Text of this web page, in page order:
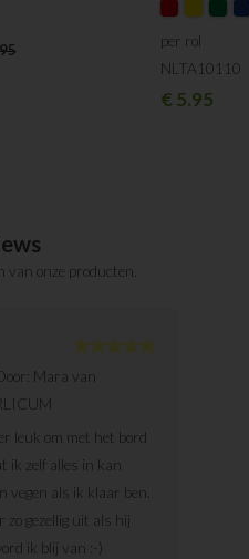
per rol
NLTA10110
€5.95
van onze producten.
Mara van
leuk om met het bord
ik zelf alles in kan
vegen als ik klaar ben.
zo gezellig uit als hij
ik blij van :-)